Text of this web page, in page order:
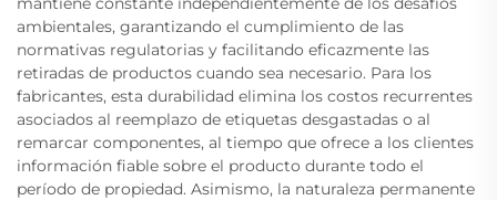
ambientales, garantizando el cumplimiento de las
normativas regulatorias y facilitando eficazmente las
retiradas de productos cuando sea necesario. Para los
fabricantes, esta durabilidad elimina los costos recurrentes
asociados al reemplazo de etiquetas desgastadas o al
remarcar componentes, al tiempo que ofrece a los clientes
información fiable sobre el producto durante todo el
período de propiedad. Asimismo, la naturaleza permanente